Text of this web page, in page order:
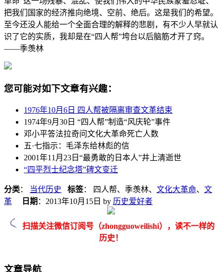
把我们国家的经济推向绝境、空前、绝后。这是我们的希望。
至今还没人能给一个全面合理的解释的悲剧，有不少人早就认
识了它的实质，我却是在“四人帮”垮台以后脑筋才开了窍。
——季羡林
您可能对如下文章有兴趣：
1976年10月6日 四人帮被隔离审查文革结束
1974年9月30日 “四人帮”制造“风庆轮”事件
邓小平答法拉奇问文化大革命死亡人数
五·七指示：毛泽东给林彪的信
2001年11月23日“最勇敢的日本人”井上清逝世
“四平烈士纪念塔”碑文变迁
分类： 当代历史 标签： 四人帮、季羡林、 文化大革命、 文
革
日期 ： 2013年10月15日 by 历史爱好者
扫描关注微信订阅号（zhongguoweilishi），读不一样的
历史！
文章导航